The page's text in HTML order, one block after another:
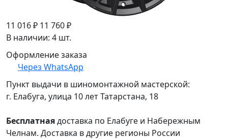
11 016 ₽ 11 760 ₽
В наличии: 4 шт.
Оформление заказа
Через WhatsApp
Пункт выдачи в шиномонтажной мастерской:
г. Елабуга, улица 10 лет Татарстана, 18
Бесплатнаядоставка по Елабуге и Набережным
Челнам. Доставка в другие регионы России